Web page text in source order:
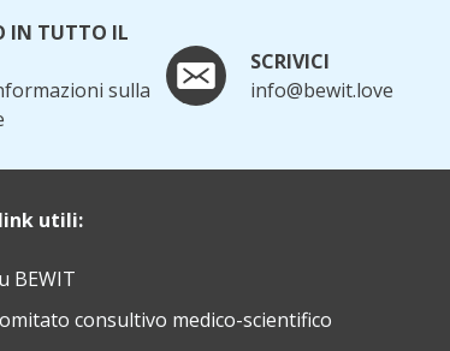
IN TUTTO IL
sulla
SCRIVICI
info@bewit.love
utili:
BEWIT
consultivo medico-scientifico